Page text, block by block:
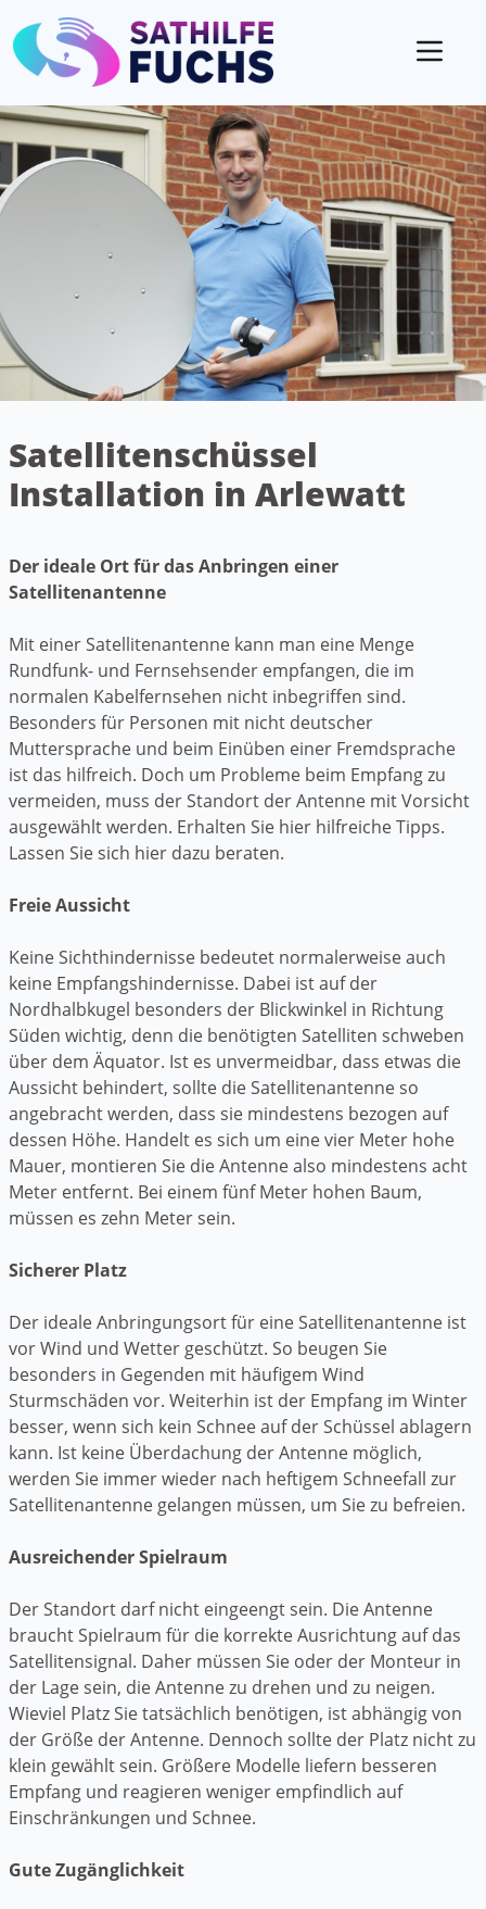
Satellitenschüssel
Installation in Arlewatt
Der ideale Ort für das Anbringen einer
Satellitenantenne
Mit einer Satellitenantenne kann man eine Menge
Rundfunk- und Fernsehsender empfangen, die im
normalen Kabelfernsehen nicht inbegriffen sind.
Besonders für Personen mit nicht deutscher
Muttersprache und beim Einüben einer Fremdsprache
ist das hilfreich. Doch um Probleme beim Empfang zu
vermeiden, muss der Standort der Antenne mit Vorsicht
ausgewählt werden. Erhalten Sie hier hilfreiche Tipps.
Lassen Sie sich hier dazu beraten.
Freie Aussicht
Keine Sichthindernisse bedeutet normalerweise auch
keine Empfangshindernisse. Dabei ist auf der
Nordhalbkugel besonders der Blickwinkel in Richtung
Süden wichtig, denn die benötigten Satelliten schweben
über dem Äquator. Ist es unvermeidbar, dass etwas die
Aussicht behindert, sollte die Satellitenantenne so
angebracht werden, dass sie mindestens bezogen auf
dessen Höhe. Handelt es sich um eine vier Meter hohe
Mauer, montieren Sie die Antenne also mindestens acht
Meter entfernt. Bei einem fünf Meter hohen Baum,
müssen es zehn Meter sein.
Sicherer Platz
Der ideale Anbringungsort für eine Satellitenantenne ist
vor Wind und Wetter geschützt. So beugen Sie
besonders in Gegenden mit häufigem Wind
Sturmschäden vor. Weiterhin ist der Empfang im Winter
besser, wenn sich kein Schnee auf der Schüssel ablagern
kann. Ist keine Überdachung der Antenne möglich,
werden Sie immer wieder nach heftigem Schneefall zur
Satellitenantenne gelangen müssen, um Sie zu befreien.
Ausreichender Spielraum
Der Standort darf nicht eingeengt sein. Die Antenne
braucht Spielraum für die korrekte Ausrichtung auf das
Satellitensignal. Daher müssen Sie oder der Monteur in
der Lage sein, die Antenne zu drehen und zu neigen.
Wieviel Platz Sie tatsächlich benötigen, ist abhängig von
der Größe der Antenne. Dennoch sollte der Platz nicht zu
klein gewählt sein. Größere Modelle liefern besseren
Empfang und reagieren weniger empfindlich auf
Einschränkungen und Schnee.
Gute Zugänglichkeit